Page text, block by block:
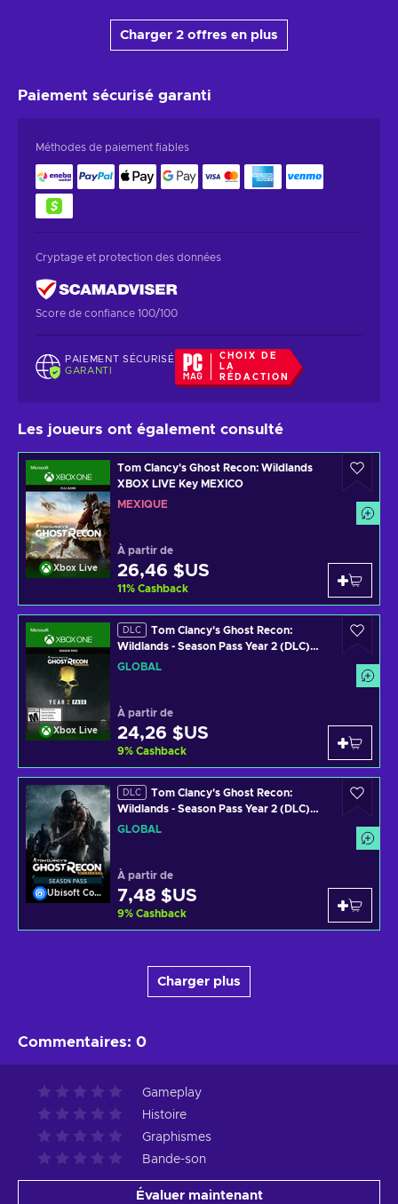
Charger 2 offres en plus
Paiement sécurisé garanti
Méthodes de paiement fiables
Cryptage et protection des données
Score de confiance 100/100
PAIEMENT SÉCURISÉ
GARANTI
CHOIX DE
LA
RÉDACTION
Les joueurs ont également consulté
Xbox Live
Tom Clancy's Ghost Recon: Wildlands
XBOX LIVE Key MEXICO
MEXIQUE
À partir de
26,46 $US
11% Cashback
Xbox Live
DLC
Tom Clancy's Ghost Recon:
Wildlands - Season Pass Year 2 (DLC)
XBOX LIVE Key GLOBAL
GLOBAL
À partir de
24,26 $US
9% Cashback
Ubisoft Connect
DLC
Tom Clancy's Ghost Recon:
Wildlands - Season Pass Year 2 (DLC)
Uplay Key GLOBAL
GLOBAL
À partir de
7,48 $US
9% Cashback
Charger plus
Commentaires: 0
Gameplay
Histoire
Graphismes
Bande-son
Évaluer maintenant